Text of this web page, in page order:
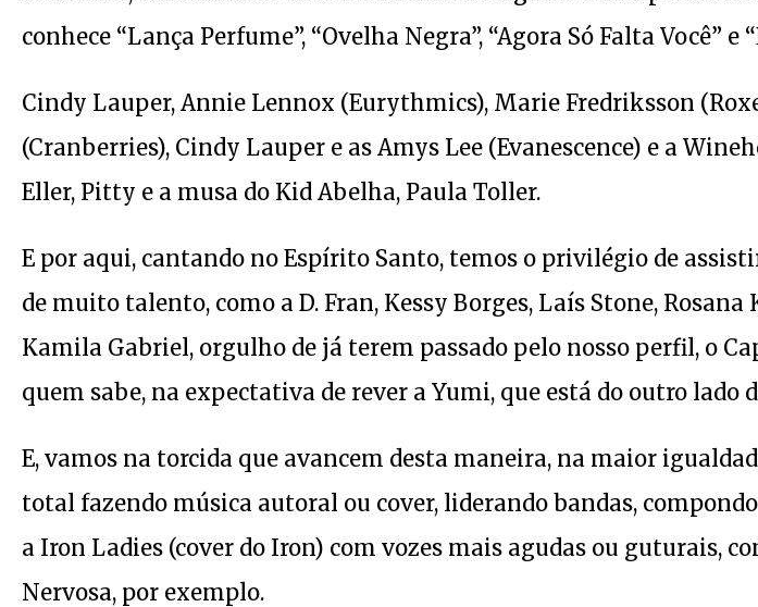
conhece “Lança Perfume”, “Ovelha Negra”, “Agora Só Falta Você” e
Cindy Lauper, Annie Lennox (Eurythmics), Marie Fredriksson
(Cranberries), Cindy Lauper e as Amys Lee (Evanescence) e a
Eller, Pitty e a musa do Kid Abelha, Paula Toller.
E por aqui, cantando no Espírito Santo, temos o privilégio de
de muito talento, como a D. Fran, Kessy Borges, Laís Stone, Rosana
Kamila Gabriel, orgulho de já terem passado pelo nosso perfil, o
quem sabe, na expectativa de rever a Yumi, que está do outro lado
E, vamos na torcida que avancem desta maneira, na maior
total fazendo música autoral ou cover, liderando bandas,
a Iron Ladies (cover do Iron) com vozes mais agudas ou guturais,
Nervosa, por exemplo.